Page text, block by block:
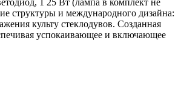
1 25 Вт (лампа в комплект не
структуры и международного дизайна:
культу стеклодувов. Созданная
успокаивающее и включающее